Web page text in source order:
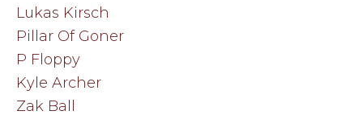
Lukas Kirsch
Pillar Of Goner
P Floppy
Kyle Archer
Zak Ball